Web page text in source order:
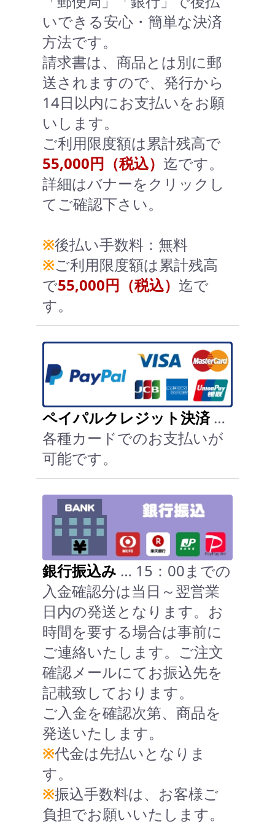
いできる安心・簡単な決済
方法です。
請求書は、商品とは別に郵
送されますので、発行から
14日以内にお支払いをお願
いします。
ご利用限度額は累計残高で
55,000円（税込） 迄です。
詳細はバナーをクリックし
てご確認下さい。
※後払い手数料：無料
※ご利用限度額は累計残高
で55,000円（税込） 迄で
す。
ペイパルクレジット決済…
各種カードでのお支払いが
可能です。
銀行振込み … 15：00までの
入金確認分は当日～翌営業
日内の発送となります。お
時間を要する場合は事前に
ご連絡いたします。ご注文
確認メールにてお振込先を
記載致しております。
ご入金を確認次第、商品を
発送いたします。
※代金は先払いとなりま
す。
※振込手数料は、お客様ご
負担でお願いいたします。